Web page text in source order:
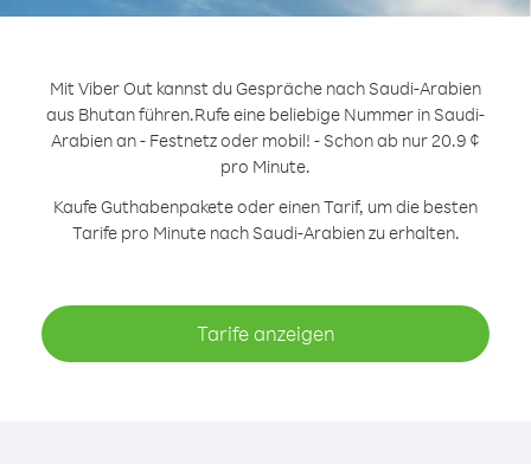
Mit Viber Out kannst du Gespräche nach Saudi-Arabien
aus Bhutan führen.Rufe eine beliebige Nummer in Saudi-
Arabien an - Festnetz oder mobil! - Schon ab nur 20.9 ¢
pro Minute.
Kaufe Guthabenpakete oder einen Tarif, um die besten
Tarife pro Minute nach Saudi-Arabien zu erhalten.
Tarife anzeigen